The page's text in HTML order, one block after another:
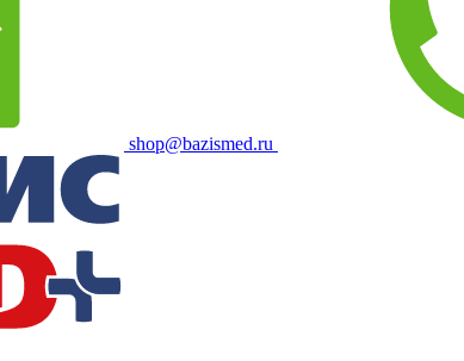
shop@bazismed.ru